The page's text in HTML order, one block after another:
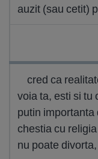
auzit (sau cetit)
cred ca
voia ta, esti si tu
putin
chestia cu
nu poate